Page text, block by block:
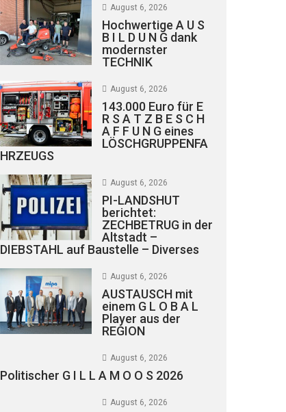
August 6, 2026
Hochwertige A U S
B I L D U N G dank
modernster
TECHNIK
August 6, 2026
143.000 Euro für E
R S A T Z B E S C H
A F F U N G eines
LÖSCHGRUPPENFA
HRZEUGS
August 6, 2026
PI-LANDSHUT
berichtet:
ZECHBETRUG in der
Altstadt –
DIEBSTAHL auf Baustelle – Diverses
August 6, 2026
AUSTAUSCH mit
einem G L O B A L
Player aus der
REGION
August 6, 2026
Politischer G I L L A M O O S 2026
August 6, 2026